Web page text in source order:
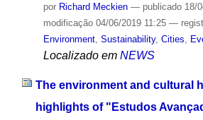
por Richard Meckien — publicado18/
modificação04/06/2019 11:25 —
Environment, Sustainability, Cities
Localizado em NEWS
The environment and cultural
highlights of "Estudos